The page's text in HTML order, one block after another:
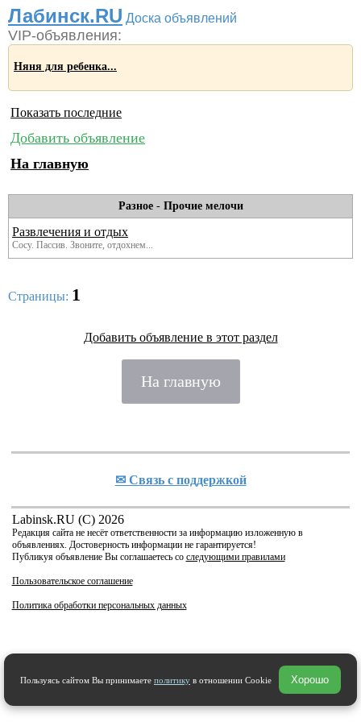
Лабинск.RU Доска объявлений
VIP-объявления:
Няня для ребенка...
Показать последние
Добавить объявление
На главную
Разное- Прочие мелочи
Развлечения и отдых
Сосу. Пассив. Звоните, отдохнем...
Страницы: 1
Добавить объявление в этот раздел
На главную
✉ Cвязь с поддержкой
Labinsk.RU (C) 2026
Редакция сайта не несёт ответственности за информацию изложенную в
объявлениях. Достоверность информации не гарантируется!
Публикуя объявление Вы соглашаетесь со следующими правилами
Пользовательское соглашение
Политика обработки персональных данных
Пользуясь сайтом Вы принимаете политику в отношении Cookie Хорошо